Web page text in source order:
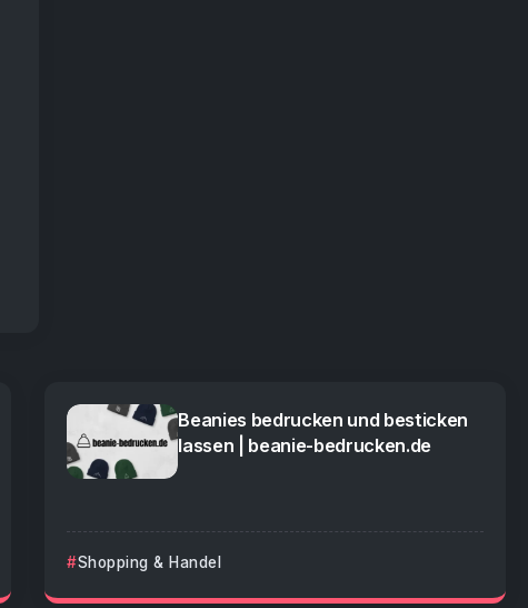
Beanies bedrucken und besticken
lassen | beanie-bedrucken.de
Shopping & Handel